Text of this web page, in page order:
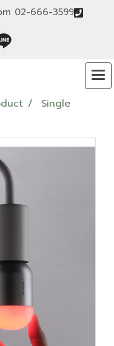
02-666-3599
Single